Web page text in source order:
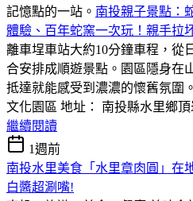
記憶點的一站。 南投親子景點：
體驗、百年蛇窯一次玩！親手拉
離車埕車站大約10分鐘車程，從
合安排成順遊景點。園區隱身在
抵達就能感受到濃濃的懷舊氛圍
文化園區 地址： 南投縣水里鄉
繼續閱讀
1週前
南投水里美食「水里章肉圓」在
白醬超涮嘴!